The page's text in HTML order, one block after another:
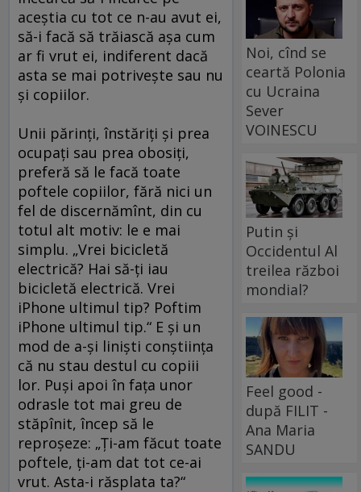
aceştia cu tot ce n-au avut ei,
să-i facă să trăiască aşa cum
ar fi vrut ei, indiferent dacă
asta se mai potriveşte sau nu
şi copiilor.
Unii părinţi, înstăriţi şi prea
ocupaţi sau prea obosiţi,
preferă să le facă toate
poftele copiilor, fără nici un
fel de discernămînt, din cu
totul alt motiv: le e mai
simplu. „Vrei bicicletă
electrică? Hai să-ţi iau
bicicletă electrică. Vrei
iPhone ultimul tip? Poftim
iPhone ultimul tip.“ E şi un
mod de a-şi linişti conştiinţa
că nu stau destul cu copiii
lor. Puşi apoi în faţa unor
odrasle tot mai greu de
stăpînit, încep să le
reproşeze: „Ţi-am făcut toate
poftele, ţi-am dat tot ce-ai
vrut. Asta-i răsplata ta?“
Noi, cînd se
ceartă Polonia
cu Ucraina
Sever
VOINESCU
Putin și
Occidentul Al
treilea război
mondial?
Feel good -
după FILIT -
Ana Maria
SANDU